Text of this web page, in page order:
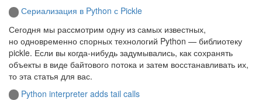
Сериализация в Python с Pickle
Сегодня мы рассмотрим одну из самых известных,
но одновременно спорных технологий Python — библиотеку
pickle. Если вы когда‑нибудь задумывались, как сохранять
объекты в виде байтового потока и затем восстанавливать их,
то эта статья для вас.
Python interpreter adds tail calls